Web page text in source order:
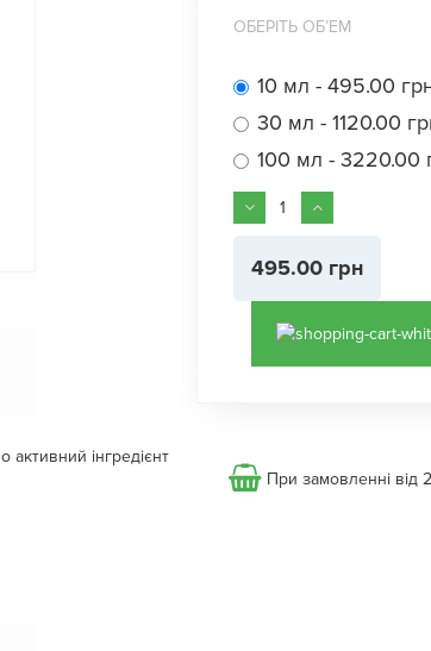
активний інгредієнт
ОБЕРІТЬ ОБʼЕМ
10 мл - 495.00
30 мл - 1120.00
100 мл - 3220.00
495.00 грн
При замовленні від